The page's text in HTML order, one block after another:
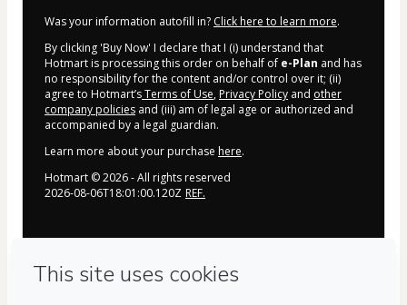
Was your information autofill in? Click here to learn more.
By clicking 'Buy Now' I declare that I (i) understand that
Hotmart is processing this order on behalf of e-Plan and has
no responsibility for the content and/or control over it; (ii)
agree to Hotmart’sTerms of Use, Privacy Policy and other
company policies and (iii) am of legal age or authorized and
accompanied by a legal guardian.
Learn more about your purchase here.
Hotmart ©2026- All rights reserved
2026-08-06T18:01:00.120Z REF.